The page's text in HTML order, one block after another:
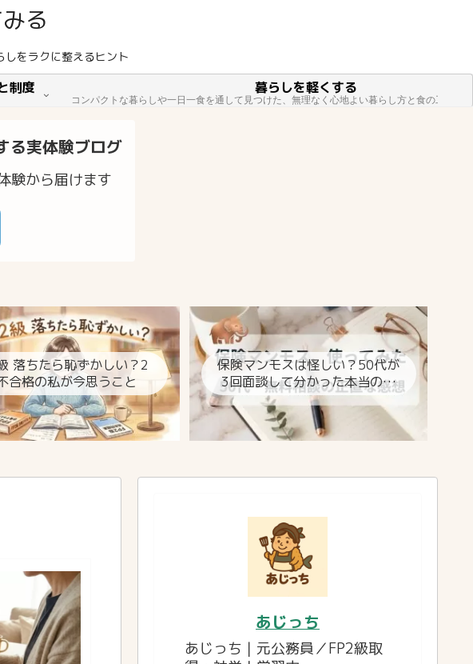
る
をラクに整えるヒント
制度 暮らしを軽くする
コンパクトな暮らしや一日一食を通して見つけた、無理なく心地よい暮らし方と食の工夫を
る実体験ブログ
験から届けます
落ちたら恥ずかしい？2
合格の私が今思うこと
保険マンモスは怪しい？50代が
3回面談して分かった本当のと
ころ
あじっち
あじっち｜元公務員／FP2級取